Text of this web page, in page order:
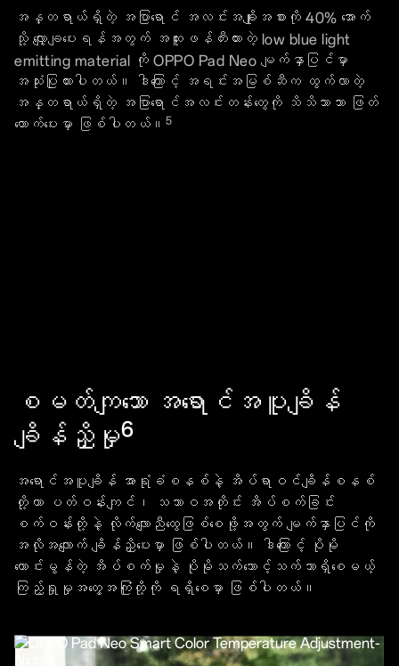
အန္တရာယ်ရှိတဲ့ အပြာရောင် အလင်းအချိုးအစားကို 40% အောက်
သို့ လျှော့ချပေးရန်အတွက် အထူးဖန်တီးထားတဲ့ low blue light
emitting material ကို OPPO Pad Neo မျက်နှာပြင်မှာ
အသုံးပြုထားပါတယ်။ ဒါကြောင့် အရင်းအမြစ်ဆီက ထွက်လာတဲ့
အန္တရာယ်ရှိတဲ့ အပြာရောင်အလင်းတန်းတွေကို သိသိသာသာ ဖြတ်
တောက်ပေးမှာ ဖြစ်ပါတယ်။ 5
စမတ်ကျသော အရောင်အပူချိန်
ချိန်ညှိမှု6
အရောင်အပူချိန် အာရုံခံစနစ်နဲ့ အိပ်ရာဝင်ချိန်စနစ်
တို့ဟာ ပတ်ဝန်းကျင်၊ သဘာဝအတိုင်း အိပ်စက်ခြင်း
စက်ဝန်းတို့နဲ့ လိုက်လျောညီထွေဖြစ်စေဖို့အတွက် မျက်နှာပြင်ကို
အလိုအလျောက် ချိန်ညှိပေးမှာ ဖြစ်ပါတယ်။ ဒါကြောင့် ပိုမို
ကောင်းမွန်တဲ့ အိပ်စက်မှုနဲ့ ပိုမိုသက်သောင့်သက်သာရှိစေမယ့်
ကြည့်ရှုမှုအတွေ့အကြုံတို့ကို ရရှိစေမှာ ဖြစ်ပါတယ်။